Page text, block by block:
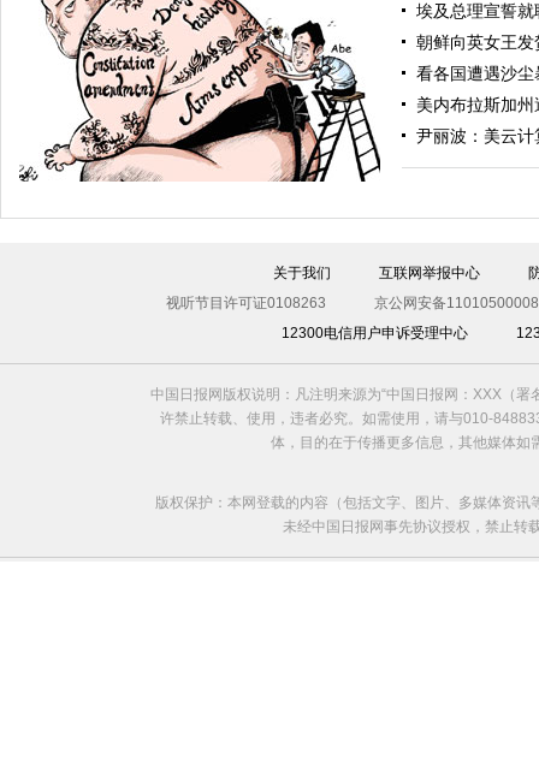
伊拉克少年拿起武器准备迎战极端武装
安倍的文身
埃及总理宣誓
朝鲜向英女王
看各国遭遇沙
美内布拉斯加
尹丽波：美云
关于我们 互联网举报中心
视听节目许可证0108263
京公网安备
12300电信用户申诉受理中心
中国日报网版权说明：凡注明来源为“中国日报网：XXX（
许禁止转载、使用，违者必究。如需使用，请与010-
体，目的在于传播更多信息，其他媒体
版权保护：本网登载的内容（包括文字、图片、多媒体资
未经中国日报网事先协议授权，禁止转